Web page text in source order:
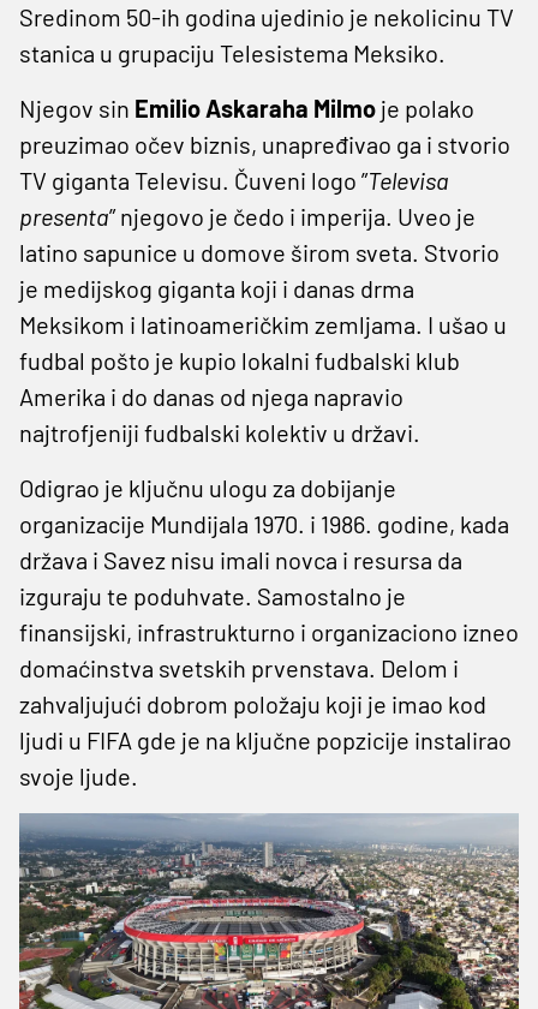
Sredinom 50-ih godina ujedinio je nekolicinu TV
stanica u grupaciju Telesistema Meksiko.
Njegov sin Emilio Askaraha Milmo je polako
preuzimao očev biznis, unapređivao ga i stvorio
TV giganta Televisu. Čuveni logo ”Televisa
presenta” njegovo je čedo i imperija. Uveo je
latino sapunice u domove širom sveta. Stvorio
je medijskog giganta koji i danas drma
Meksikom i latinoameričkim zemljama. I ušao u
fudbal pošto je kupio lokalni fudbalski klub
Amerika i do danas od njega napravio
najtrofjeniji fudbalski kolektiv u državi.
Odigrao je ključnu ulogu za dobijanje
organizacije Mundijala 1970. i 1986. godine, kada
država i Savez nisu imali novca i resursa da
izguraju te poduhvate. Samostalno je
finansijski, infrastrukturno i organizaciono izneo
domaćinstva svetskih prvenstava. Delom i
zahvaljujući dobrom položaju koji je imao kod
ljudi u FIFA gde je na ključne popzicije instalirao
svoje ljude.